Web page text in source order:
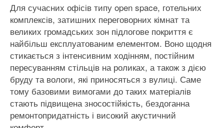
Для сучасних офісів типу open space, готельних
комплексів, затишних переговорних кімнат та
великих громадських зон підлогове покриття є
найбільш експлуатованим елементом. Воно щодня
стикається з інтенсивним ходінням, постійним
пересуванням стільців на роликах, а також з дією
бруду та вологи, які приносяться з вулиці. Саме
тому базовими вимогами до таких матеріалів
стають підвищена зносостійкість, бездоганна
ремонтопридатність і високий акустичний